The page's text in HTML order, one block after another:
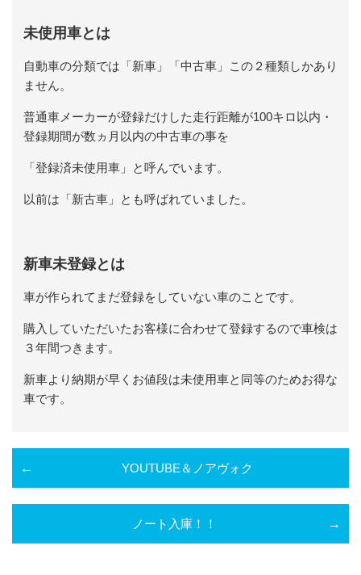
未使用車とは
自動車の分類では「新車」「中古車」この２種類しかあり
ません。
普通車メーカーが登録だけした走行距離が100キロ以内・
登録期間が数ヵ月以内の中古車の事を
「登録済未使用車」と呼んでいます。
以前は「新古車」とも呼ばれていました。
新車未登録とは
車が作られてまだ登録をしていない車のことです。
購入していただいたお客様に合わせて登録するので車検は
３年間つきます。
新車より納期が早くお値段は未使用車と同等のためお得な
車です。
YOUTUBE＆ノアヴォク
ノート入庫！！